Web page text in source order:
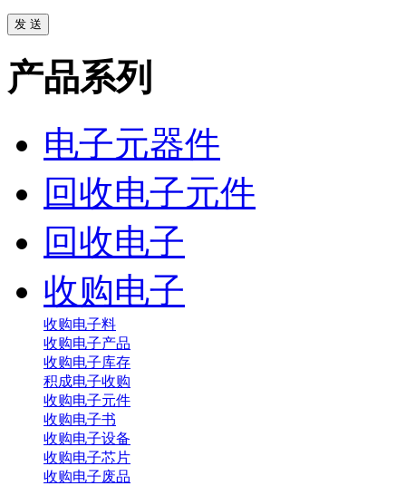
产品系列
电子元器件
回收电子元件
回收电子
收购电子
收购电子料
收购电子产品
收购电子库存
积成电子收购
收购电子元件
收购电子书
收购电子设备
收购电子芯片
收购电子废品